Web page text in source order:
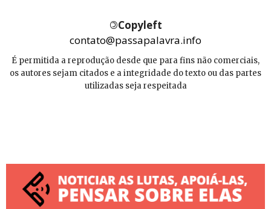
©Copyleft
contato@passapalavra.info
É permitida a reprodução desde que para fins não comerciais,
os autores sejam citados e a integridade do texto ou das partes
utilizadas seja respeitada